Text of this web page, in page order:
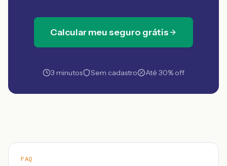
Calcular meu seguro grátis
3 minutos Sem cadastro Até 30% off
FAQ